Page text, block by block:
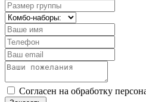
Согласен на обработку